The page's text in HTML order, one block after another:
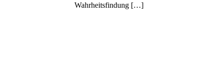
Wahrheitsfindung […]